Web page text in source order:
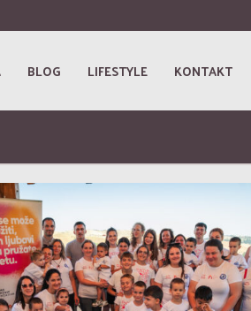
BLOG LIFESTYLE KONTAKT